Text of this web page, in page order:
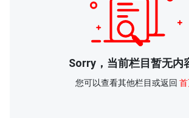
Sorry，当前栏目暂无内
您可以查看其他栏目或返回